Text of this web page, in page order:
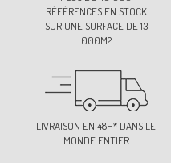
RÉFÉRENCES EN STOCK
SUR UNE SURFACE DE 13
000M2
LIVRAISON EN 48H* DANS LE
MONDE ENTIER